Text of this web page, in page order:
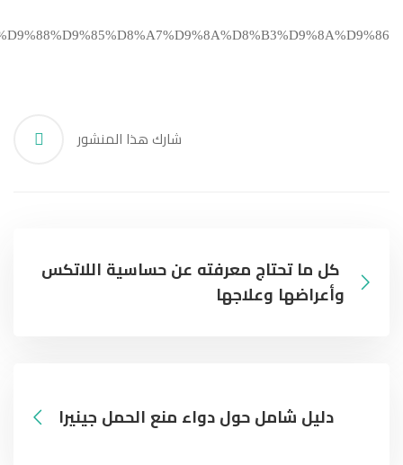
شارك هذا المنشور
كل ما تحتاج معرفته عن حساسية اللاتكس
وأعراضها وعلاجها
دليل شامل حول دواء منع الحمل جينيرا